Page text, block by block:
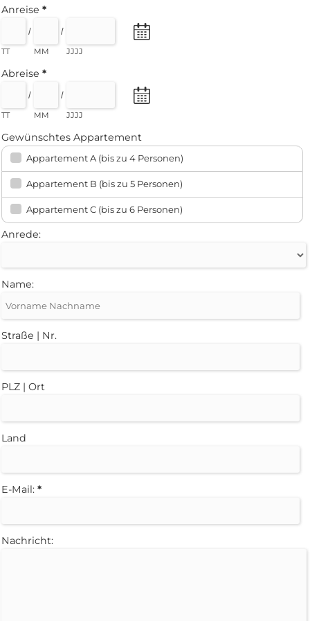
Anreise *
/
TT
/
MM JJJJ
Abreise *
/
TT
/
MM JJJJ
Gewünschtes Appartement
Appartement A (bis zu 4 Personen)
Appartement B (bis zu 5 Personen)
Appartement C (bis zu 6 Personen)
Anrede:
Name:
Straße | Nr.
PLZ | Ort
Land
E-Mail: *
Nachricht: